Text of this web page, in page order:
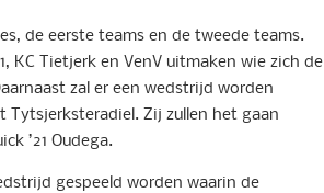
de eerste teams en de tweede teams.
KC Tietjerk en VenV uitmaken wie zich de
zal er een wedstrijd worden
Tytsjerksteradiel. Zij zullen het gaan
’21 Oudega.
gespeeld worden waarin de